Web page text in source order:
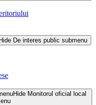
Hide De interes public submenu
Hide Monitorul oficial local